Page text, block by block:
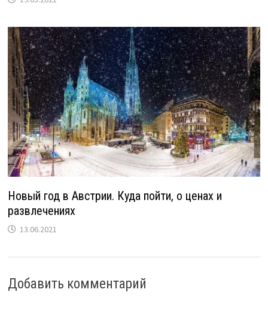
Новый год в Австрии. Куда пойти, о ценах и
развлечениях
13.06.2021
Добавить комментарий